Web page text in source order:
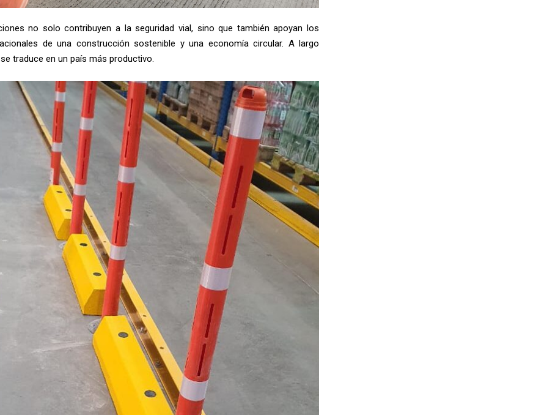
no solo contribuyen a la seguridad vial, sino que también apoyan los
de una construcción sostenible y una economía circular. A largo
traduce en un país más productivo.